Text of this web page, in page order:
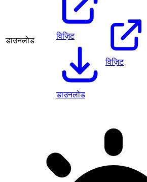
डाउनलोड
विज़िट
डाउनलोड
विज़िट